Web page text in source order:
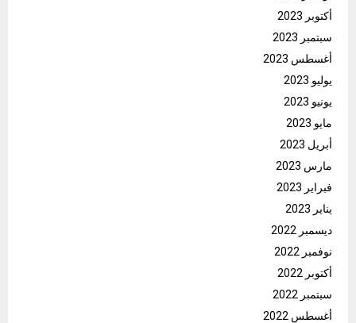
أكتوبر 2023
سبتمبر 2023
أغسطس 2023
يوليو 2023
يونيو 2023
مايو 2023
أبريل 2023
مارس 2023
فبراير 2023
يناير 2023
ديسمبر 2022
نوفمبر 2022
أكتوبر 2022
سبتمبر 2022
أغسطس 2022